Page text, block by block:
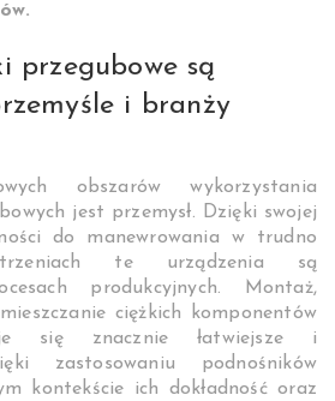
przegubowe są
i branży
obszarów wykorzystania
jest przemysł. Dzięki swojej
do manewrowania w trudno
te urządzenia są
produkcyjnych. Montaż,
ciężkich komponentów
się znacznie łatwiejsze i
zastosowaniu podnośników
kontekście ich dokładność oraz